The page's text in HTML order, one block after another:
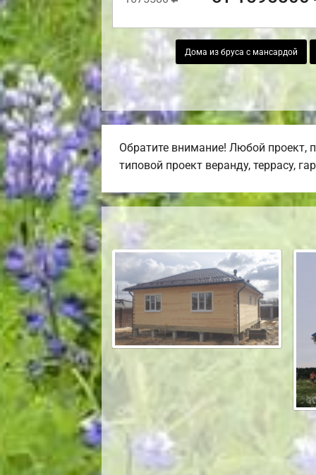
Дома из бруса с мансардой
Обратите внимание! Любой проект,
типовой проект веранду, террасу,